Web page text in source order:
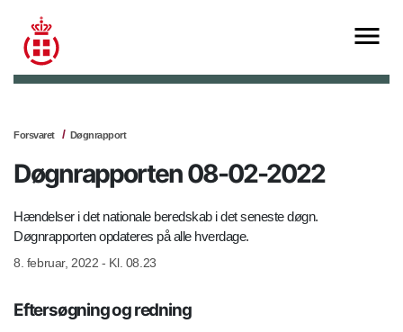
Forsvaret Døgnrapport
Døgnrapporten 08-02-2022
Hændelser i det nationale beredskab i det seneste døgn.
Døgnrapporten opdateres på alle hverdage.
8. februar, 2022 - Kl. 08.23
Eftersøgning og redning